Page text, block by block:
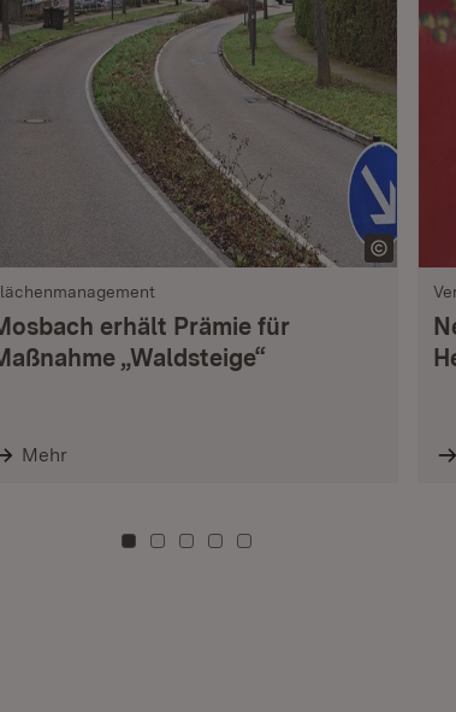
erhält Prämie für
„Waldsteige“
Mehr
Zu Kachel: 0
Zu Kachel: 3
Zu Kachel: 6
Zu Kachel: 9
Zu Kachel: 12